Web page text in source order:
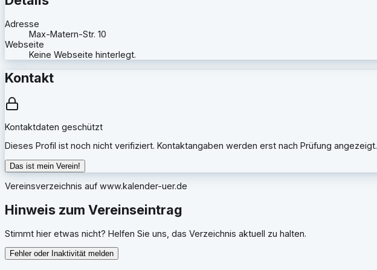
Adresse
Max-Matern-Str. 10
Webseite
Keine Webseite hinterlegt.
Kontakt
Kontaktdaten geschützt
Dieses Profil ist noch nicht verifiziert. Kontaktangaben werden erst nach Prüfung angezeigt.
Das ist mein Verein!
Vereinsverzeichnis auf www.kalender-uer.de
Hinweis zum Vereinseintrag
Stimmt hier etwas nicht? Helfen Sie uns, das Verzeichnis aktuell zu halten.
Fehler oder Inaktivität melden